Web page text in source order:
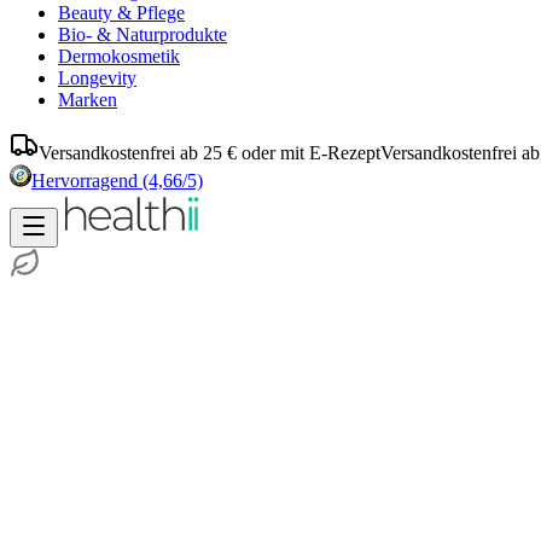
Beauty & Pflege
Bio- & Naturprodukte
Dermokosmetik
Longevity
Marken
Versandkostenfrei ab 25 € oder mit E-RezeptVersandkostenfrei
Hervorragend (4,66/5)